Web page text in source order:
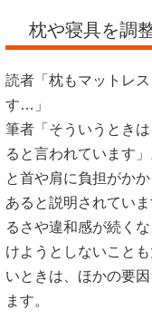
枕や寝具を調
読者「枕もマットレ
す…」
筆者「そういうとき
ると言われています
と首や肩に負担がか
あると説明されてい
るさや違和感が続く
けようとしないこと
いときは、ほかの要
ます。